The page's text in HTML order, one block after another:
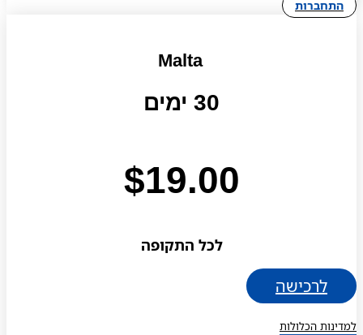
התחברות
Malta
30 ימים
$19.00
לכל התקופה
לרכישה
למדינות הכלולות